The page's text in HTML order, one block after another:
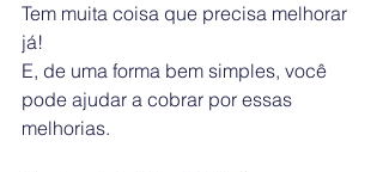
Tem muita coisa que precisa melhorar
já!
E, de uma forma bem simples, você
pode ajudar a cobrar por essas
melhorias.